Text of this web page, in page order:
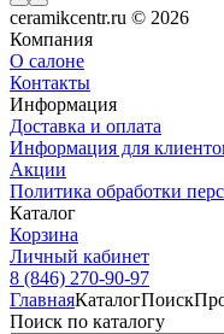
ceramikcentr.ru © 2026
Компания
О салоне
Контакты
Информация
Доставка и оплата
Информация для
Акции
Политика обработки
Каталог
Корзина
Личный кабинет
8 (846) 270-90-97
ГлавнаяКаталогПоиск
Поиск по каталогу